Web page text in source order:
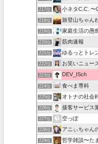
217位 小ネタC.C. 〜
218位 旅登山ちゃん
219位 家庭生活の愚
220位 筋肉速報
221位 ゆるっとトレ
222位 お笑いニュー
223位 DEV_ISch
224位 食べま専科
225位 オトナの社会
226位 接客サービス
227位 空っぽ
228位 アニぃちゃん
229位 哲学雑談〜た